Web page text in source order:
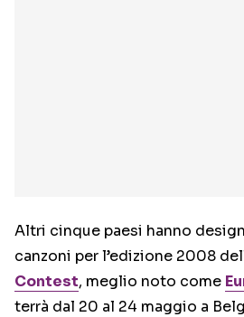
Altri cinque paesi hanno
canzoni per l’edizione 2008
Contest, meglio noto come
terrà dal 20 al 24 maggio a